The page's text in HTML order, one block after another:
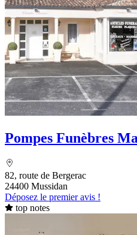
Pompes Funèbres
82, route de Bergerac
24400 Mussidan
Déposez le premier avis !
top notes